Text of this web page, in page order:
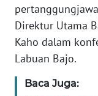
Direktur Utama
Kaho dalam
Labuan Bajo.
Baca Juga:
News
Regional
WN